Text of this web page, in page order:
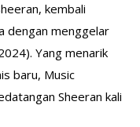
kembali
dengan menggelar
Yang menarik
baru, Music
Sheeran kali